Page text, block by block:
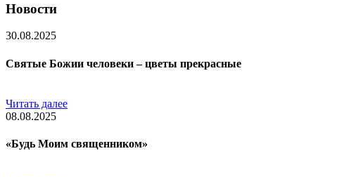
Новости
30.08.2025
Святые Божии человеки – цветы прекрасные
Читать далее
08.08.2025
«Будь Моим священником»